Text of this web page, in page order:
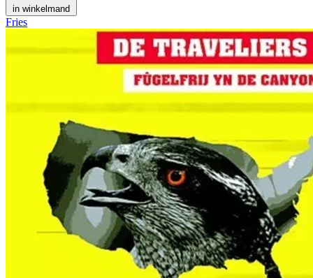
in winkelmand
Fries